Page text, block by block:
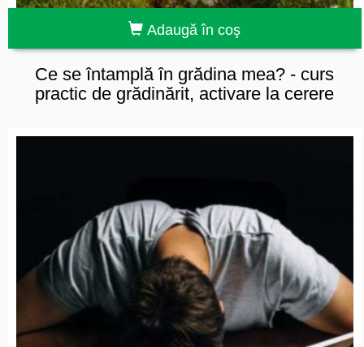
Adaugă în coş
​Ce se întamplă în grădina mea? - curs
practic de grădinărit, activare la cerere